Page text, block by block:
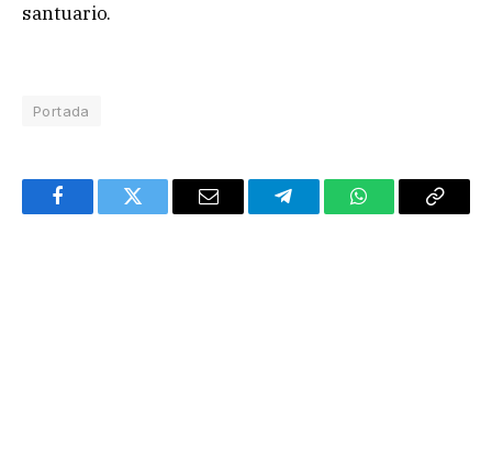
santuario.
Portada
FacebookTwitter Email TelegramWhatsAppCopy